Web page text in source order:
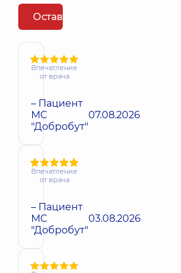
Оставить отзыв
Впечатление
от врача
– Пациент
МС
"Добробут"
07.08.2026
Впечатление
от врача
– Пациент
МС
"Добробут"
03.08.2026